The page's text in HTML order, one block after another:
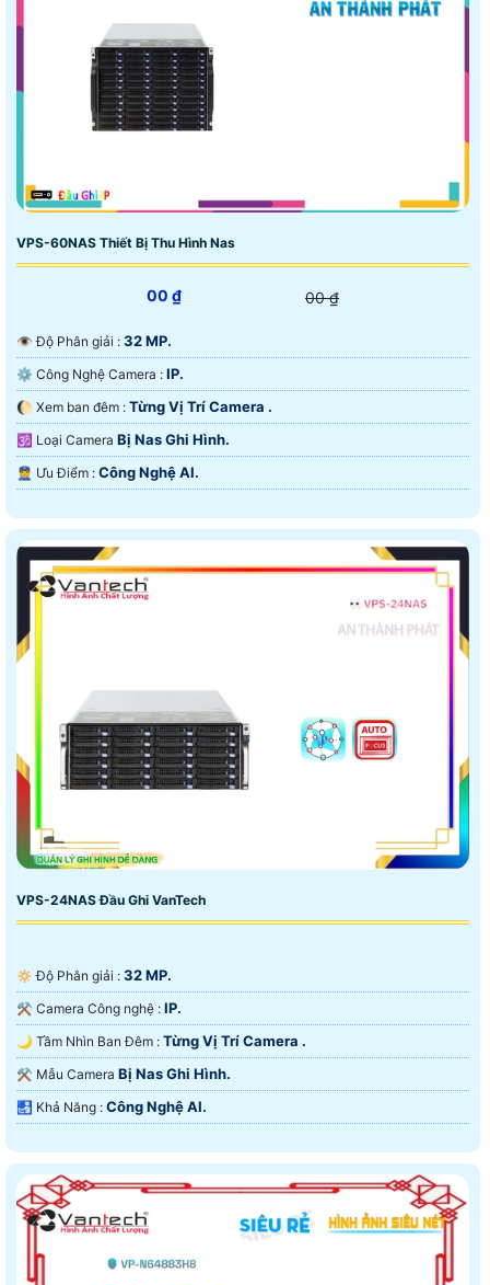
VPS-60NAS Thiết Bị Thu Hình Nas
00 ₫ 00 ₫
👁 Độ Phân giải : 32 MP.
⚙ Công Nghệ Camera : IP.
🌔 Xem ban đêm : Từng Vị Trí Camera .
🕉️ Loại Camera Bị Nas Ghi Hình.
️👮 Ưu Điểm : Công Nghệ AI.
VPS-24NAS Đầu Ghi VanTech
🔅 Độ Phân giải : 32 MP.
⚒ Camera Công nghệ : IP.
🌙 Tầm Nhìn Ban Đêm : Từng Vị Trí Camera .
⚒ Mẫu Camera Bị Nas Ghi Hình.
️🛃 Khả Năng : Công Nghệ AI.